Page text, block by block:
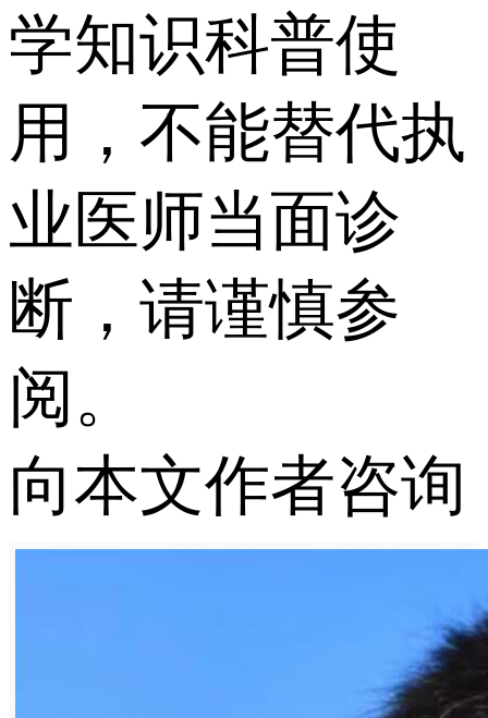
学知识科普使
用，不能替代执
业医师当面诊
断，请谨慎参
阅。
向本文作者咨询